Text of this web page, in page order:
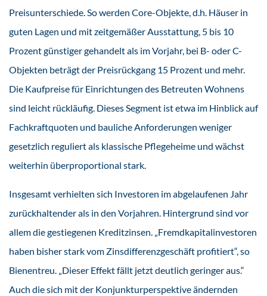
Preisunterschiede. So werden Core-Objekte, d.h. Häuser in
guten Lagen und mit zeitgemäßer Ausstattung, 5 bis 10
Prozent günstiger gehandelt als im Vorjahr, bei B- oder C-
Objekten beträgt der Preisrückgang 15 Prozent und mehr.
Die Kaufpreise für Einrichtungen des Betreuten Wohnens
sind leicht rückläufig. Dieses Segment ist etwa im Hinblick auf
Fachkraftquoten und bauliche Anforderungen weniger
gesetzlich reguliert als klassische Pflegeheime und wächst
weiterhin überproportional stark.
Insgesamt verhielten sich Investoren im abgelaufenen Jahr
zurückhaltender als in den Vorjahren. Hintergrund sind vor
allem die gestiegenen Kreditzinsen. „Fremdkapitalinvestoren
haben bisher stark vom Zinsdifferenzgeschäft profitiert“, so
Bienentreu. „Dieser Effekt fällt jetzt deutlich geringer aus.“
Auch die sich mit der Konjunkturperspektive ändernden